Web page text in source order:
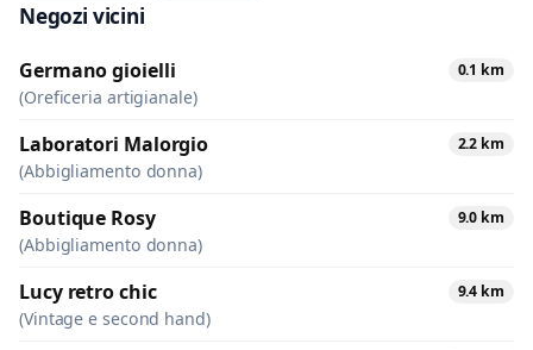
Negozi vicini
Germano gioielli 0.1 km
(Oreficeria artigianale)
Laboratori Malorgio 2.2 km
(Abbigliamento donna)
Boutique Rosy 9.0 km
(Abbigliamento donna)
Lucy retro chic 9.4 km
(Vintage e second hand)